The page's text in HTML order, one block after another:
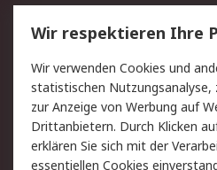
Service
Value Added Services
Rücksendungen
Hilfe
Rechtliches
Wir respektieren Ihre
Wir verwenden Cookies und
statistischen Nutzungsanalyse,
zur Anzeige von Werbung auf
Drittanbietern. Durch Klicken
erklären Sie sich mit der
essentiellen Cookies